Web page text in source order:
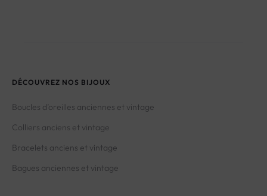
DÉCOUVREZ NOS BIJOUX
Boucles d’oreilles anciennes et vintage
Colliers anciens et vintage
Bracelets anciens et vintage
Bagues anciennes et vintage